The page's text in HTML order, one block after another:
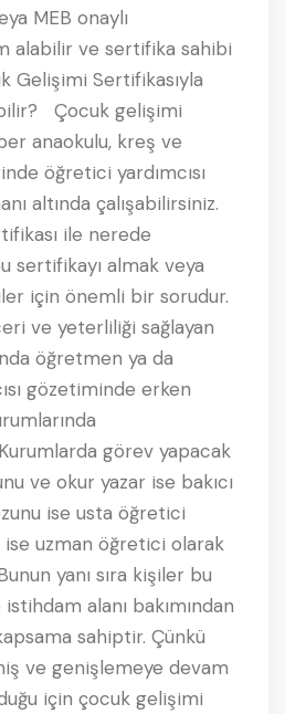
MEB onaylı
alabilir ve sertifika sahibi
Gelişimi Sertifikasıyla
Çocuk gelişimi
anaokulu, kreş ve
öğretici yardımcısı
altında çalışabilirsiniz.
ile nerede
sertifikayı almak veya
için önemli bir sorudur.
ve yeterliliği sağlayan
öğretmen ya da
gözetiminde erken
görev yapacak
ve okur yazar ise bakıcı
ise usta öğretici
uzman öğretici olarak
yanı sıra kişiler bu
alanı bakımından
sahiptir. Çünkü
ve genişlemeye devam
için çocuk gelişimi